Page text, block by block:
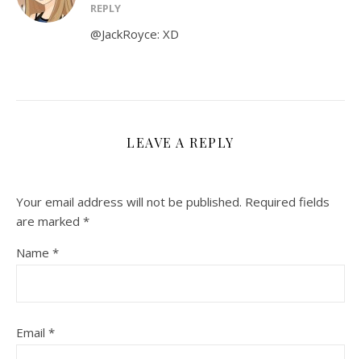
REPLY
@JackRoyce: XD
LEAVE A REPLY
Your email address will not be published. Required fields
are marked *
Name *
Email *